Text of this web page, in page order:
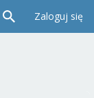
Zaloguj się